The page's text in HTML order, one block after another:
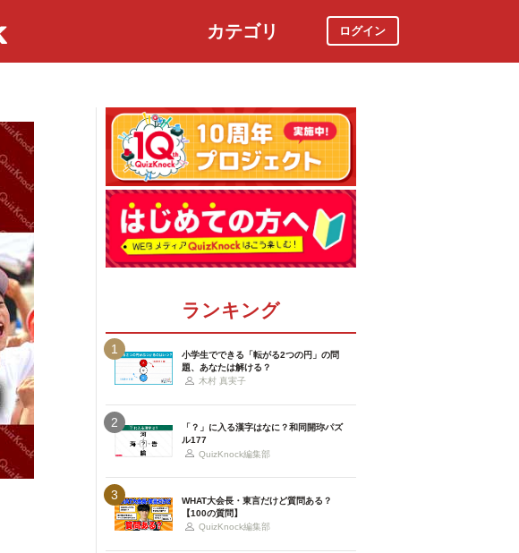
カテゴリ ログイン
ランキング
1
小学生でできる「転がる2つの円」の問
題、あなたは解ける？
木村 真実子
2
「？」に入る漢字はなに？和同開珎パズ
ル177
QuizKnock編集部
3
WHAT大会長・東言だけど質問ある？
【100の質問】
QuizKnock編集部